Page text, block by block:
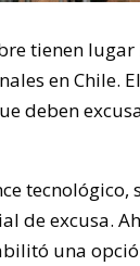
tienen lugar
en Chile.
deben
de excusa.
una